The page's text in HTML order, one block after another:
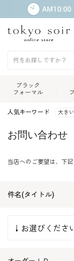
ブラック
フォーマル
人気キーワード 大き
お問い合わせ
当店へのご要望は、下
件名(タイトル)